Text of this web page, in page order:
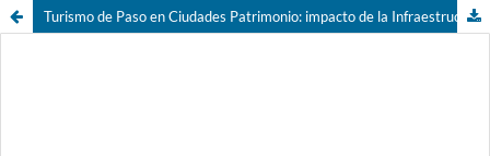
Turismo de Paso en Ciudades Patrimonio: impacto de la Infraestructura y los Atractivos Turísticos en Puebla, México